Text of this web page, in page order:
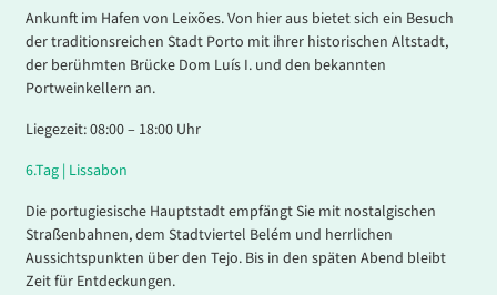
Ankunft im Hafen von Leixões. Von hier aus bietet sich ein Besuch
der traditionsreichen Stadt Porto mit ihrer historischen Altstadt,
der berühmten Brücke Dom Luís I. und den bekannten
Portweinkellern an.
Liegezeit: 08:00 – 18:00 Uhr
6.Tag | Lissabon
Die portugiesische Hauptstadt empfängt Sie mit nostalgischen
Straßenbahnen, dem Stadtviertel Belém und herrlichen
Aussichtspunkten über den Tejo. Bis in den späten Abend bleibt
Zeit für Entdeckungen.